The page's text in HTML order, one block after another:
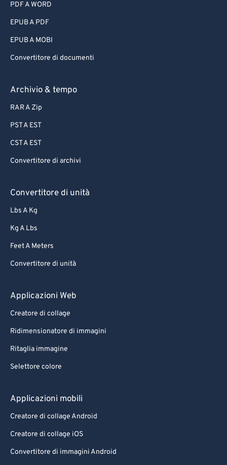
PDF A WORD
EPUB A PDF
EPUB A MOBI
Convertitore di documenti
Archivio & tempo
RAR A Zip
PST A EST
CST A EST
Convertitore di archivi
Convertitore di unità
Lbs A Kg
Kg A Lbs
Feet A Meters
Convertitore di unità
Applicazioni Web
Creatore di collage
Ridimensionatore di immagini
Ritaglia immagine
Selettore colore
Applicazioni mobili
Creatore di collage Android
Creatore di collage iOS
Convertitore di immagini Android